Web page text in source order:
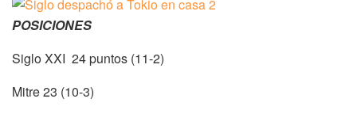
POSICIONES
Siglo XXI 24 puntos (11-2)
Mitre 23 (10-3)